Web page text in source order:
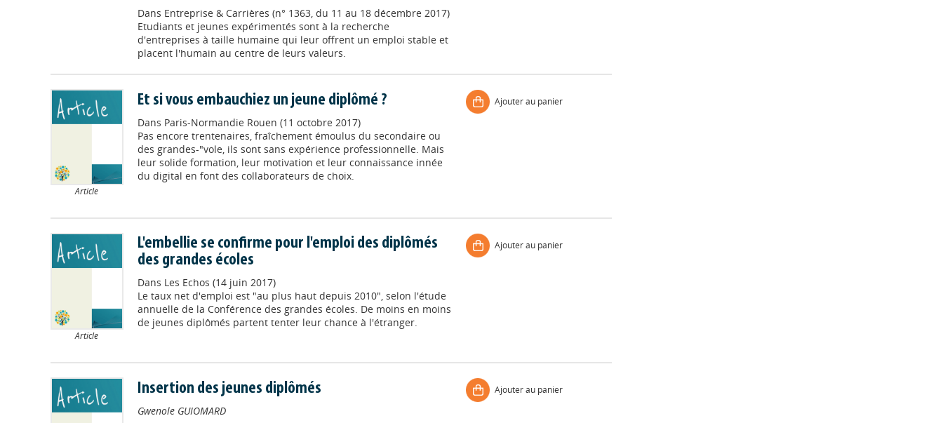
Dans Entreprise & Carrières (n° 1363, du 11 au 18 décembre 2017)
Etudiants et jeunes expérimentés sont à la recherche
d'entreprises à taille humaine qui leur offrent un emploi stable et
placent l'humain au centre de leurs valeurs.
Article
Et si vous embauchiez un jeune diplômé ?
Dans Paris-Normandie Rouen (11 octobre 2017)
Pas encore trentenaires, fraîchement émoulus du secondaire ou
des grandes-"vole, ils sont sans expérience professionnelle. Mais
leur solide formation, leur motivation et leur connaissance innée
du digital en font des collaborateurs de choix.
Ajouter au panier
Article
L'embellie se confirme pour l'emploi des diplômés
des grandes écoles
Dans Les Echos (14 juin 2017)
Le taux net d'emploi est "au plus haut depuis 2010", selon l'étude
annuelle de la Conférence des grandes écoles. De moins en moins
de jeunes diplômés partent tenter leur chance à l'étranger.
Ajouter au panier
Insertion des jeunes diplômés
Gwenole GUIOMARD
Ajouter au panier